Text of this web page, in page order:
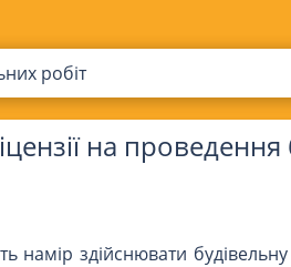
робіт
на проведення
здійснювати